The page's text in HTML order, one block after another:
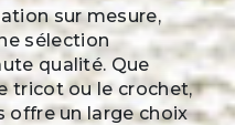
sur mesure,
sélection
qualité. Que
tricot ou le crochet,
offre un large choix